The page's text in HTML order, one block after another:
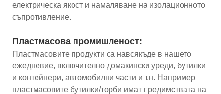
електрическа якост и намаляване на изолационното
съпротивление.
Пластмасова промишленост:
Пластмасовите продукти са навсякъде в нашето
ежедневие, включително домакински уреди, бутилки
и контейнери, автомобилни части и т.н. Например
пластмасовите бутилки/торби имат предимствата на